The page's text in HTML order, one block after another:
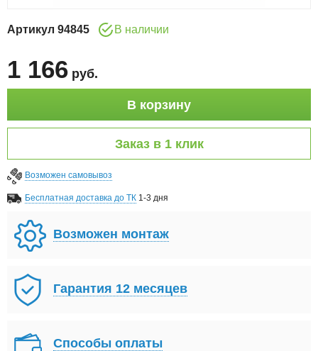
Артикул 94845 В наличии
1 166 руб.
В корзину
Заказ в 1 клик
Возможен самовывоз
Бесплатная доставка до ТК 1-3 дня
Возможен монтаж
Гарантия 12 месяцев
Способы оплаты